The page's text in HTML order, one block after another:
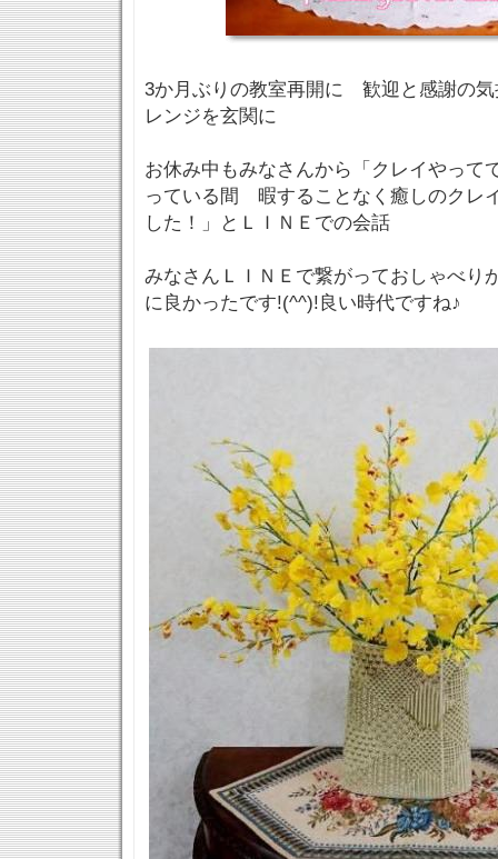
3か月ぶりの教室再開に 歓迎と感謝の
レンジを玄関に
お休み中もみなさんから「クレイやって
っている間 暇することなく癒しのクレ
した！」とＬＩＮＥでの会話
みなさんＬＩＮＥで繋がっておしゃべり
に良かったです!(^^)!良い時代ですね♪